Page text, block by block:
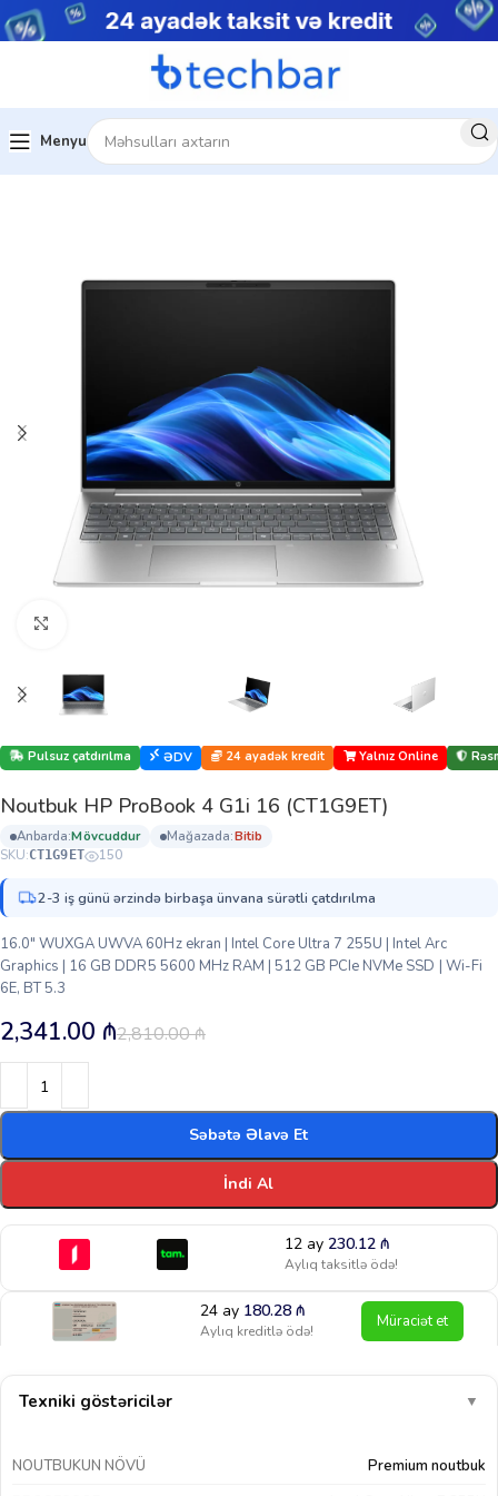
Menyu
Ev Noutbuklar Premium noutbuklar
Pulsuz çatdırılma ƏDV 24 ayadək kredit Yalnız Online
Noutbuk HP ProBook 4 G1i 16 (CT1G9ET)
anbarda: mövcuddur mağazada:
bi̇ti̇b
SKU:CT1G9ET 150
2-3 iş günü ərzində birbaşa ünvana sürətli çatdırılma
16.0″ WUXGA UWVA 60Hz ekran | Intel Core Ultra 7 255U | Intel Arc
Graphics | 16 GB DDR5 5600 MHz RAM | 512 GB PCIe NVMe SSD | Wi-Fi
6E, BT 5.3
2,810.00₼
2,341.00 ₼
Səbətə Əlavə Et
İndi Al
12 ay 230.12 ₼
Aylıq taksitlə ödə!
24 ay 180.28₼
Aylıq kreditlə ödə! Müraciət et
Texniki göstəricilər ▼
NOUTBUKUN NÖVÜ
Premium noutbuk